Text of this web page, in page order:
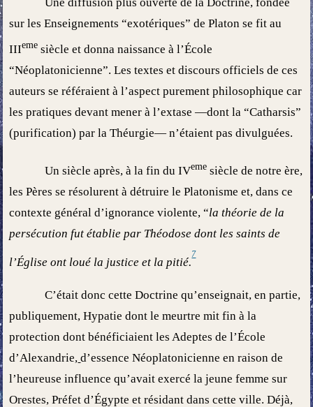
Une diffusion plus ouverte de la Doctrine, fondée
sur les Enseignements “exotériques” de Platon se fit au
IIIeme siècle et donna naissance à l’École
“Néoplatonicienne”. Les textes et discours officiels de ces
auteurs se référaient à l’aspect purement philosophique car
les pratiques devant mener à l’extase —dont la “Catharsis”
(purification) par la Théurgie— n’étaient pas divulguées.
Un siècle après, à la fin du IVeme siècle de notre ère,
les Pères se résolurent à détruire le Platonisme et, dans ce
contexte général d’ignorance violente, “la théorie de la
persécution fut établie par Théodose dont les saints de
l’Église ont loué la justice et la pitié.
7
C’était donc cette Doctrine qu’enseignait, en partie,
publiquement, Hypatie dont le meurtre mit fin à la
protection dont bénéficiaient les Adeptes de l’École
d’Alexandrie, d’essence Néoplatonicienne en raison de
l’heureuse influence qu’avait exercé la jeune femme sur
Orestes, Préfet d’Égypte et résidant dans cette ville. Déjà,